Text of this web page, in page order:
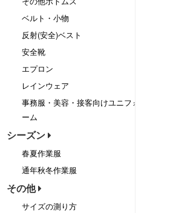
ベルト・小物
反射(安全)ベスト
安全靴
エプロン
レインウェア
事務服・美容・接客向けユニフォ
ーム
シーズン
春夏作業服
通年秋冬作業服
その他
サイズの測り方